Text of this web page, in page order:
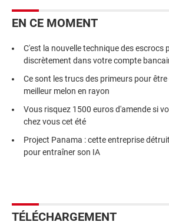
EN CE MOMENT
C'est la nouvelle technique des escrocs
discrètement dans votre compte
Ce sont les trucs des primeurs pour
meilleur melon en rayon
Vous risquez 1500 euros d'amende si
chez vous cet été
Project Panama : cette entreprise
pour entraîner son IA
TÉLÉCHARGEMENT